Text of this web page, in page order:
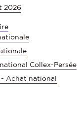
2026
Collex-Persée
- Achat national